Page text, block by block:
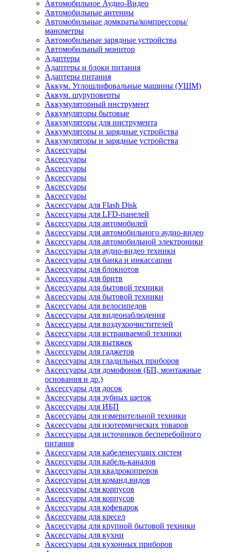
Автомобильное Аудио-Видео
Автомобильные антенны
Автомобильные домкраты/компрессоры/
манометры
Автомобильные зарядные устройства
Автомобильный монитор
Адаптеры
Адаптеры и блоки питания
Адаптеры питания
Аккум. Углошлифовальные машины (УШМ)
Аккум. шуруповерты
Аккумуляторный инструмент
Аккумуляторы бытовые
Аккумуляторы для инструмента
Аккумуляторы и зарядные устройства
Аккумуляторы и зарядные устройства
Аксессуары
Аксессуары
Аксессуары
Аксессуары
Аксессуары
Аксессуары
Аксессуары для Flash Disk
Аксессуары для LFD-панелей
Аксессуары для автомобилей
Аксессуары для автомобильного аудио-видео
Аксессуары для автомобильной электроники
Аксессуары для аудио-видео техники
Аксессуары для банка и инкассации
Аксессуары для блокнотов
Аксессуары для бритв
Аксессуары для бытовой техники
Аксессуары для бытовой техники
Аксессуары для велосипедов
Аксессуары для видеонаблюдения
Аксессуары для воздухоочистителей
Аксессуары для встраиваемой техники
Аксессуары для вытяжек
Аксессуары для гаджетов
Аксессуары для гладильных приборов
Аксессуары для домофонов (БП, монтажные
основания и др.)
Аксессуары для досок
Аксессуары для зубных щеток
Аксессуары для ИБП
Аксессуары для измерительной техники
Аксессуары для изотермических товаров
Аксессуары для источников бесперебойного
питания
Аксессуары для кабеленесущих систем
Аксессуары для кабель-каналов
Аксессуары для квадрокопреров
Аксессуары для команд.видов
Аксессуары для корпусов
Аксессуары для корпусов
Аксессуары для кофеварок
Аксессуары для кресел
Аксессуары для крупной бытовой техники
Аксессуары для кухни
Аксессуары для кухонных приборов